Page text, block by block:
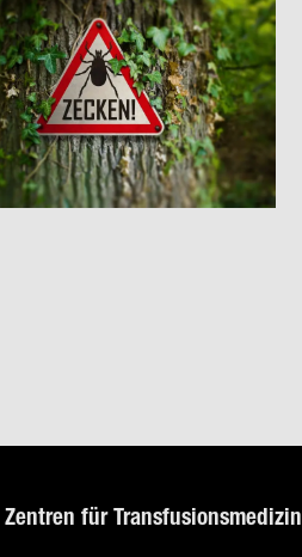
Zentren für Transfusionsmedizin